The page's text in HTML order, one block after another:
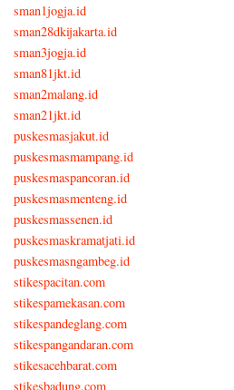
sman1jogja.id
sman28dkijakarta.id
sman3jogja.id
sman81jkt.id
sman2malang.id
sman21jkt.id
puskesmasjakut.id
puskesmasmampang.id
puskesmaspancoran.id
puskesmasmenteng.id
puskesmassenen.id
puskesmaskramatjati.id
puskesmasngambeg.id
stikespacitan.com
stikespamekasan.com
stikespandeglang.com
stikespangandaran.com
stikesacehbarat.com
stikesbadung.com